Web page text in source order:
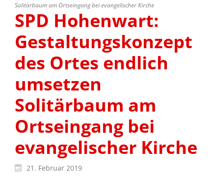
Solitärbaum am Ortseingang bei evangelischer Kirche
SPD Hohenwart:
Gestaltungskonzept
des Ortes endlich
umsetzen
Solitärbaum am
Ortseingang bei
evangelischer Kirche
21. Februar 2019